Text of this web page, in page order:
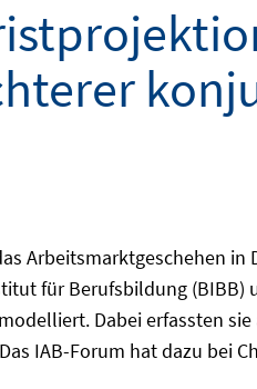
Arbeitsmarktgeschehen
für Berufsbildung (BIBB)
Dabei erfassten
IAB-Forum hat dazu bei